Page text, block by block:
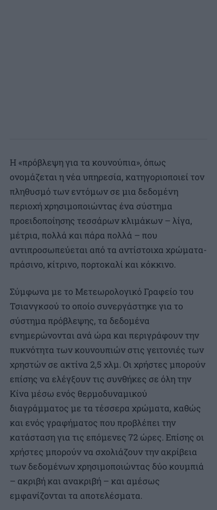
Η «πρόβλεψη για τα κουνούπια», όπως
ονομάζεται η νέα υπηρεσία, κατηγοριοποιεί τον
πληθυσμό των εντόμων σε μια δεδομένη
περιοχή χρησιμοποιώντας ένα σύστημα
προειδοποίησης τεσσάρων κλιμάκων – λίγα,
μέτρια, πολλά και πάρα πολλά – που
αντιπροσωπεύεται από τα αντίστοιχα χρώματα-
πράσινο, κίτρινο, πορτοκαλί και κόκκινο.
Σύμφωνα με το Μετεωρολογικό Γραφείο του
Τσιανγκσού το οποίο συνεργάστηκε για το
σύστημα πρόβλεψης, τα δεδομένα
ενημερώνονται ανά ώρα και περιγράφουν την
πυκνότητα των κουνουπιών στις γειτονιές των
χρηστών σε ακτίνα 2,5 χλμ. Οι χρήστες μπορούν
επίσης να ελέγξουν τις συνθήκες σε όλη την
Κίνα μέσω ενός θερμοδυναμικού
διαγράμματος με τα τέσσερα χρώματα, καθώς
και ενός γραφήματος που προβλέπει την
κατάσταση για τις επόμενες 72 ώρες. Επίσης οι
χρήστες μπορούν να σχολιάζουν την ακρίβεια
των δεδομένων χρησιμοποιώντας δύο κουμπιά
– ακριβή και ανακριβή – και αμέσως
εμφανίζονται τα αποτελέσματα.